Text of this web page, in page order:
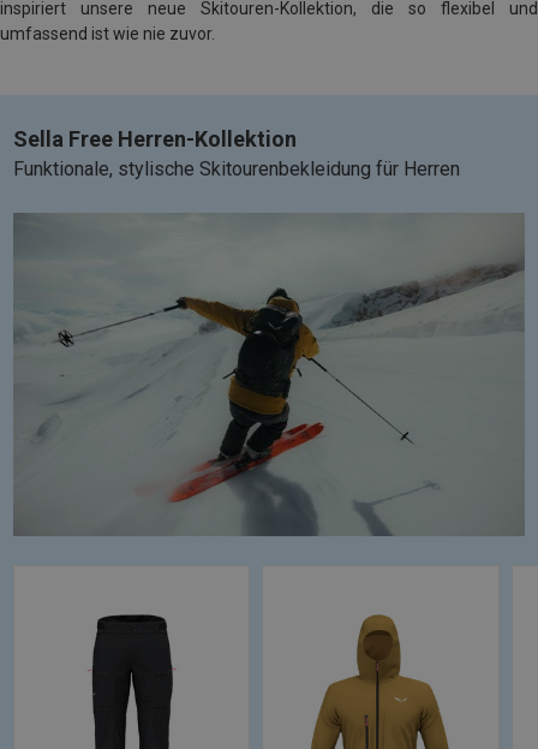
inspiriert unsere neue Skitouren-Kollektion, die so flexibel und
umfassend ist wie nie zuvor.
Sella Free Herren-Kollektion
Funktionale, stylische Skitourenbekleidung für Herren